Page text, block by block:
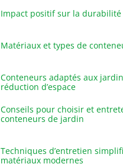
Impact positif sur la durabilité
Matériaux et types de
Conteneurs adaptés aux
réduction d’espace
Conseils pour choisir et
conteneurs de jardin
Techniques d’entretien
matériaux modernes